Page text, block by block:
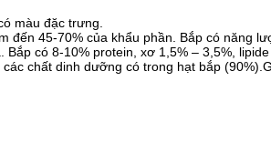
màu đặc trưng.
đến 45-70% của khẩu phần. Bắp có năng
có 8-10% protein, xơ 1,5% – 3,5%,
chất dinh dưỡng có trong hạt bắp